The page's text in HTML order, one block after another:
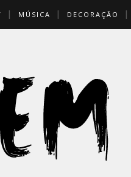
MÚSICA DECORAÇÃO